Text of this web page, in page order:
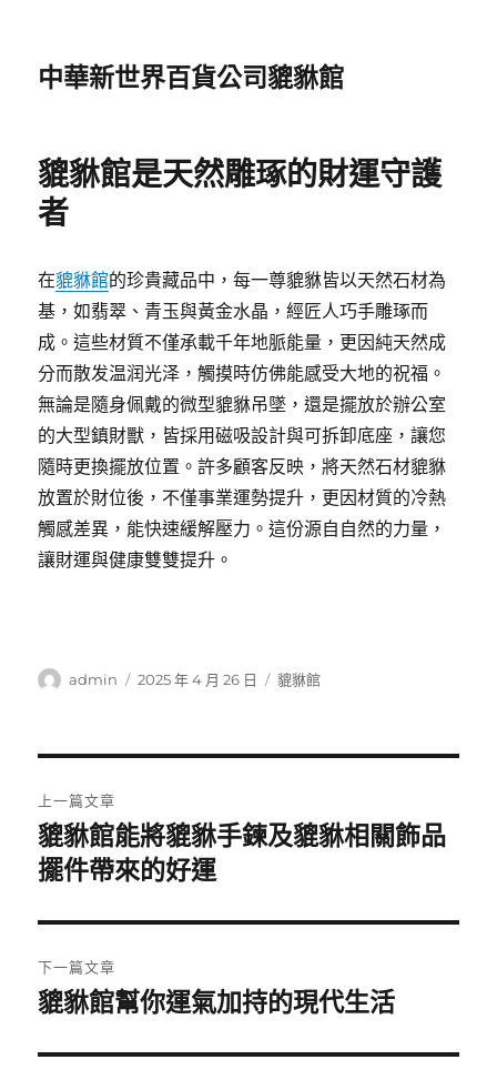
中華新世界百貨公司貔貅館
貔貅館是天然雕琢的財運守護
者
在貔貅館的珍貴藏品中，每一尊貔貅皆以天然石材為
基，如翡翠、青玉與黃金水晶，經匠人巧手雕琢而
成。這些材質不僅承載千年地脈能量，更因純天然成
分而散发温润光泽，觸摸時仿佛能感受大地的祝福。
無論是隨身佩戴的微型貔貅吊墜，還是擺放於辦公室
的大型鎮財獸，皆採用磁吸設計與可拆卸底座，讓您
隨時更換擺放位置。許多顧客反映，將天然石材貔貅
放置於財位後，不僅事業運勢提升，更因材質的冷熱
觸感差異，能快速緩解壓力。這份源自自然的力量，
讓財運與健康雙雙提升。
作
admin
發
2025 年 4 月 26 日
分
貔貅館
章
導
覽
上一篇文章
上
一
文
章:
貔貅館能將貔貅手鍊及貔貅相關飾品
擺件帶來的好運
下一篇文章
下
篇
貔貅館幫你運氣加持的現代生活